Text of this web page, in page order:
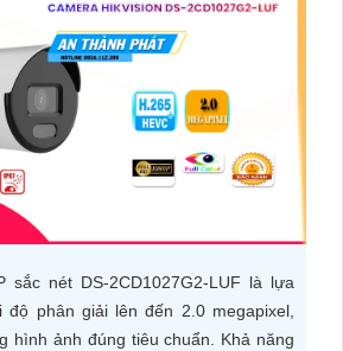
sắc nét DS-2CD1027G2-LUF là lựa
độ phân giải lên đến 2.0 megapixel,
hình ảnh đúng tiêu chuẩn. Khả năng